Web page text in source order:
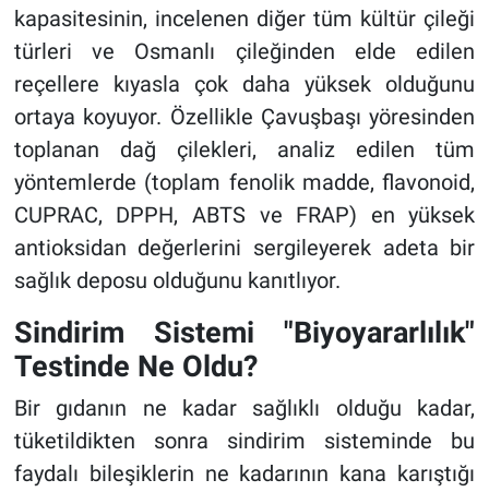
kapasitesinin, incelenen diğer tüm kültür çileği
türleri ve Osmanlı çileğinden elde edilen
reçellere kıyasla çok daha yüksek olduğunu
ortaya koyuyor. Özellikle Çavuşbaşı yöresinden
toplanan dağ çilekleri, analiz edilen tüm
yöntemlerde (toplam fenolik madde, flavonoid,
CUPRAC, DPPH, ABTS ve FRAP) en yüksek
antioksidan değerlerini sergileyerek adeta bir
sağlık deposu olduğunu kanıtlıyor.
Sindirim Sistemi "Biyoyararlılık"
Testinde Ne Oldu?
Bir gıdanın ne kadar sağlıklı olduğu kadar,
tüketildikten sonra sindirim sisteminde bu
faydalı bileşiklerin ne kadarının kana karıştığı